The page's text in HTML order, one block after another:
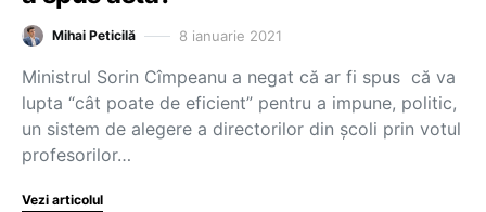
Mihai Peticilă 8 ianuarie 2021
Ministrul Sorin Cîmpeanu a negat că ar fi spus că va
lupta “cât poate de eficient” pentru a impune, politic,
un sistem de alegere a directorilor din școli prin votul
profesorilor…
Vezi articolul